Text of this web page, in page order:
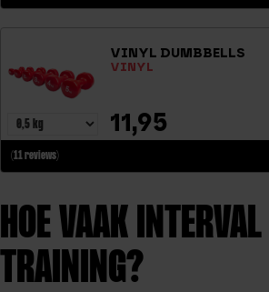
VINYL DUMBBELLS
VINYL
(11 reviews)
11,95
HOE VAAK INTERVAL
TRAINING?